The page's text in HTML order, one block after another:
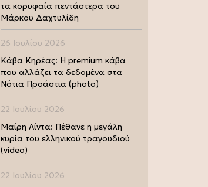
τα κορυφαία πεντάστερα του
Μάρκου Δαχτυλίδη
26 Ιουλίου 2026
Κάβα Κηρέας: Η premium κάβα
που αλλάζει τα δεδομένα στα
Νότια Προάστια (photo)
22 Ιουλίου 2026
Μαίρη Λίντα: Πέθανε η μεγάλη
κυρία του ελληνικού τραγουδιού
(video)
22 Ιουλίου 2026